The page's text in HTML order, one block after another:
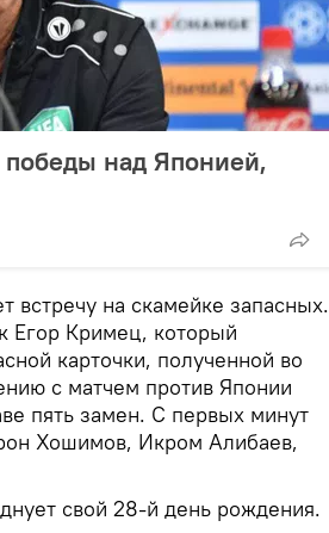
победы над Японией,
встречу на скамейке запасных.
Егор Кримец, который
карточки, полученной во
с матчем против Японии
пять замен. С первых минут
Хошимов, Икром Алибаев,
свой 28-й день рождения.